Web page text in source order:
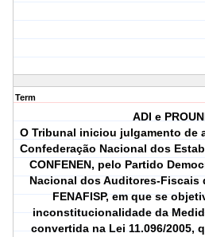
Term
ADI e
O Tribunal iniciou julgamento de
Confederação Nacional dos
CONFENEN, pelo Partido
Nacional dos Auditores-Fiscais
FENAFISP, em que se
inconstitucionalidade da
convertida na Lei 11.096/2005,